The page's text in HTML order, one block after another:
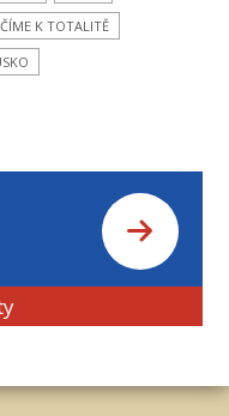
K TOTALITĚ